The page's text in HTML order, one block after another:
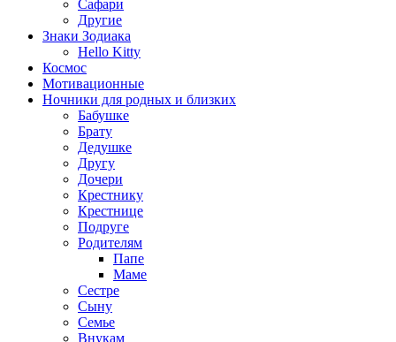
Сафари
Другие
Знаки Зодиака
Hello Kitty
Космос
Мотивационные
Ночники для родных и близких
Бабушке
Брату
Дедушке
Другу
Дочери
Крестнику
Крестнице
Подруге
Родителям
Папе
Маме
Сестре
Сыну
Семье
Внукам